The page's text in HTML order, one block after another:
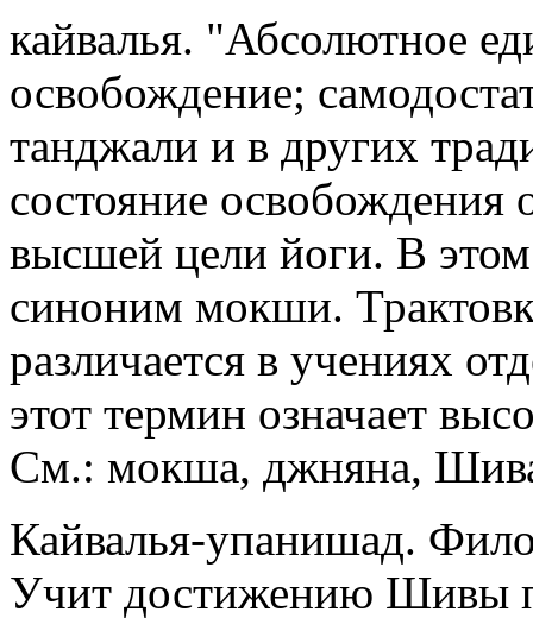
кайвалья. "Абсолютное
освобождение;
танджали и в других
состояние
высшей цели йоги. В
синоним мокши.
различается в учениях
этот термин означает
См.: мокша, джняна,
Кайвалья-упанишад.
Учит достижению Шивы